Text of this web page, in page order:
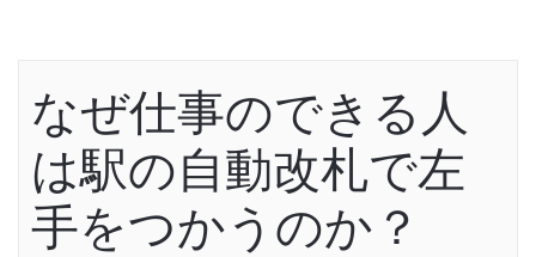
なぜ仕事のできる人
は駅の自動改札で左
手をつかうのか？